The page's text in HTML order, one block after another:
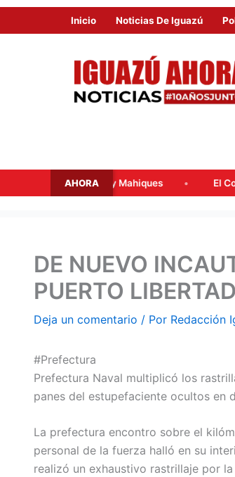
Inicio Noticias De Iguazú
AHORA
y Mahiques El Concejo Deliberante
DE NUEVO
PUERTO LIBERTAD
Deja un comentario / Por Redacción
#Prefectura
Prefectura Naval multiplicó los
panes del estupefaciente ocultos en
La prefectura encontro sobre el
personal de la fuerza halló en su
realizó un exhaustivo rastrillaje por